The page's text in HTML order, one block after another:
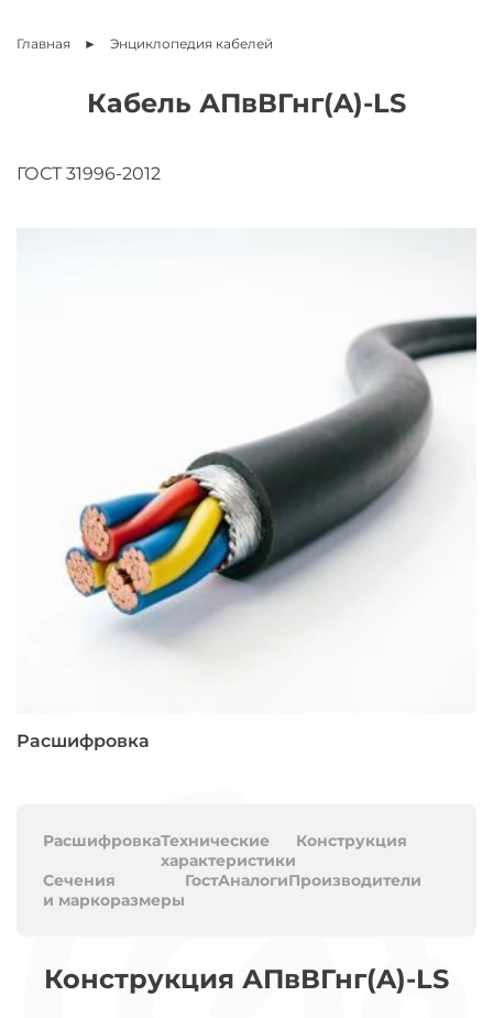
Главная Энциклопедия кабелей
Кабель АПвВГнг(A)-LS
ГОСТ 31996-2012
Расшифровка
РасшифровкаТехнические
характеристики
Конструкция
Сечения
и маркоразмеры
ГостАналогиПроизводители
Конструкция АПвВГнг(A)-LS